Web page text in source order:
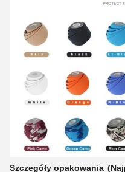
Szczegóły opakowania